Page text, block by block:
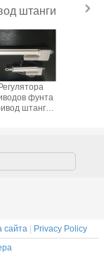
штанги
Регулятора
фунта
штанги
с
длину
сайта
Privacy Policy